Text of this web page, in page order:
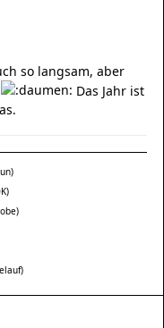
so langsam, aber
Das Jahr ist